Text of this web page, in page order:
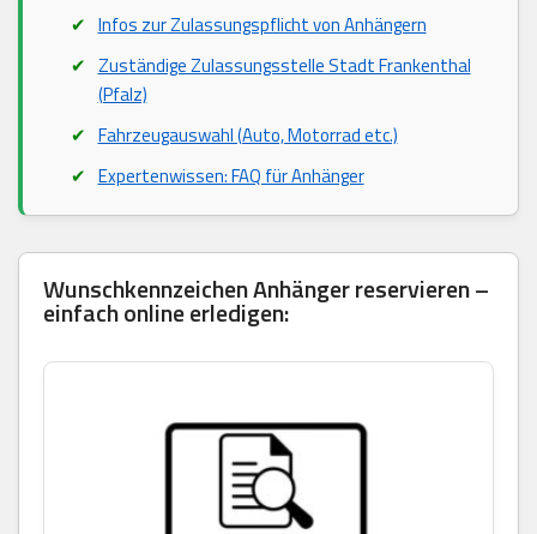
Infos zur Zulassungspflicht von Anhängern
Zuständige Zulassungsstelle Stadt Frankenthal
(Pfalz)
Fahrzeugauswahl (Auto, Motorrad etc.)
Expertenwissen: FAQ für Anhänger
Wunschkennzeichen Anhänger reservieren –
einfach online erledigen: